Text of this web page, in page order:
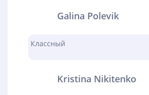
Galina Polevik
Классный
Kristina Nikitenko